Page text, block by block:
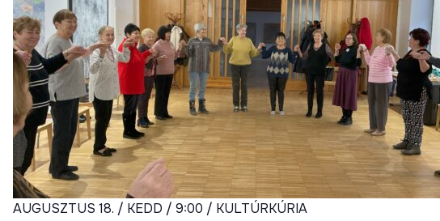
AUGUSZTUS 18. / KEDD / 9:00 / KULTÚRKÚRIA